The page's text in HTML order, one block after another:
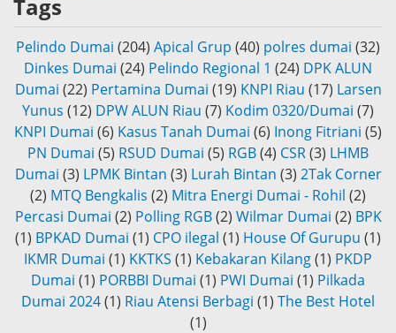
Tags
Pelindo Dumai (204) Apical Grup (40) polres dumai (32)
Dinkes Dumai (24) Pelindo Regional 1 (24) DPK ALUN
Dumai (22) Pertamina Dumai (19) KNPI Riau (17) Larsen
Yunus (12) DPW ALUN Riau (7) Kodim 0320/Dumai (7)
KNPI Dumai (6) Kasus Tanah Dumai (6) Inong Fitriani (5)
PN Dumai (5) RSUD Dumai (5) RGB(4) CSR(3) LHMB
Dumai (3) LPMK Bintan (3) Lurah Bintan (3) 2Tak Corner
(2) MTQ Bengkalis (2) Mitra Energi Dumai - Rohil (2)
Percasi Dumai (2) Polling RGB (2) Wilmar Dumai (2) BPK
(1) BPKAD Dumai (1) CPO ilegal (1) House Of Gurupu (1)
IKMR Dumai (1) KKTKS (1) Kebakaran Kilang(1) PKDP
Dumai (1) PORBBI Dumai (1) PWI Dumai (1) Pilkada
Dumai 2024(1) Riau Atensi Berbagi (1) The Best Hotel
(1)